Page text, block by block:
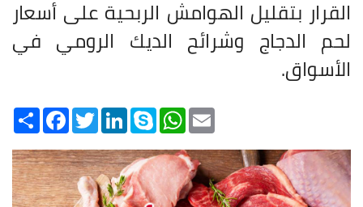
القرار بتقليل الهوامش الربحية على أسعار
لحم الدجاج وشرائح الديك الرومي في
الأسواق.
Share
FacebookTwitterLinkedInSkype
WhatsAppEmail